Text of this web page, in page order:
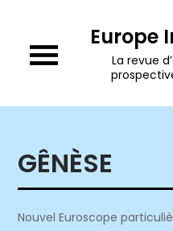
content
Europe
La revue
GÊNÈSE
Nouvel Euroscope